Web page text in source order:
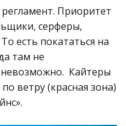
Приоритет
серферы,
есть покататься на
там не
невозможно. Кайтеры
ветру (красная зона)